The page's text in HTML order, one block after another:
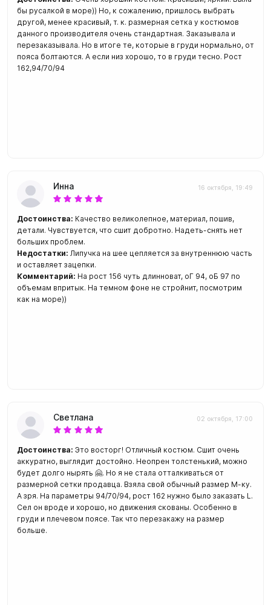
бы русалкой в море)) Но, к сожалению, пришлось выбрать
другой, менее красивый, т. к. размерная сетка у костюмов
данного производителя очень стандартная. Заказывала и
перезаказывала. Но в итоге те, которые в груди нормально, от
пояса болтаются. А если низ хорошо, то в груди тесно. Рост
162,94/70/94
Инна 16 октября, 19:49
Достоинства: Качество великолепное, материал, пошив,
детали. Чувствуется, что сшит добротно. Надеть-снять нет
больших проблем.
Недостатки: Липучка на шее цепляется за внутреннюю часть
и оставляет зацепки.
Комментарий: На рост 156 чуть длинноват, оГ 94, оБ 97 по
объемам впритык. На темном фоне не стройнит, посмотрим
как на море))
Светлана 02 октября, 17:00
Достоинства: Это восторг! Отличный костюм. Сшит очень
аккуратно, выглядит достойно. Неопрен толстенький, можно
будет долго нырять 🤗. Но я не стала отталкиваться от
размерной сетки продавца. Взяла свой обычный размер М-ку.
А зря. На параметры 94/70/94, рост 162 нужно было заказать L.
Сел он вроде и хорошо, но движения скованы. Особенно в
груди и плечевом поясе. Так что перезакажу на размер
больше.